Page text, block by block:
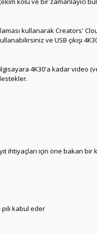
kullanarak Creators'
ve USB çıkışı
4K30'a kadar video
ihtiyaçları için öne bakan
pili kabul eder